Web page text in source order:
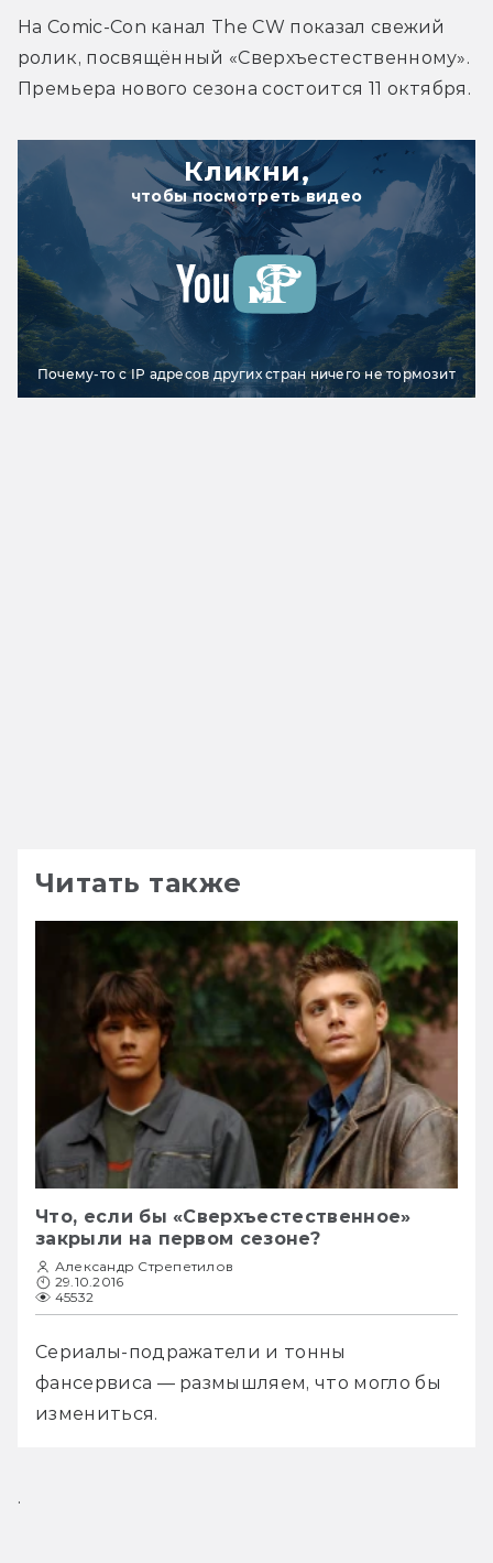
На Comic-Con канал The CW показал свежий
ролик, посвящённый «Сверхъестественному».
Премьера нового сезона состоится 11 октября.
Кликни,
чтобы посмотреть видео
Почему-то с IP адресов других стран ничего не тормозит
Читать также
Что, если бы «Сверхъестественное»
закрыли на первом сезоне?
Александр Стрепетилов
29.10.2016
45532
Сериалы-подражатели и тонны
фансервиса — размышляем, что могло бы
измениться.
.